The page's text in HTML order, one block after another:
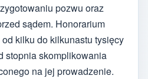
pozwu oraz
sądem. Honorarium
kilku do kilkunastu tysięcy
stopnia skomplikowania
na jej prowadzenie.